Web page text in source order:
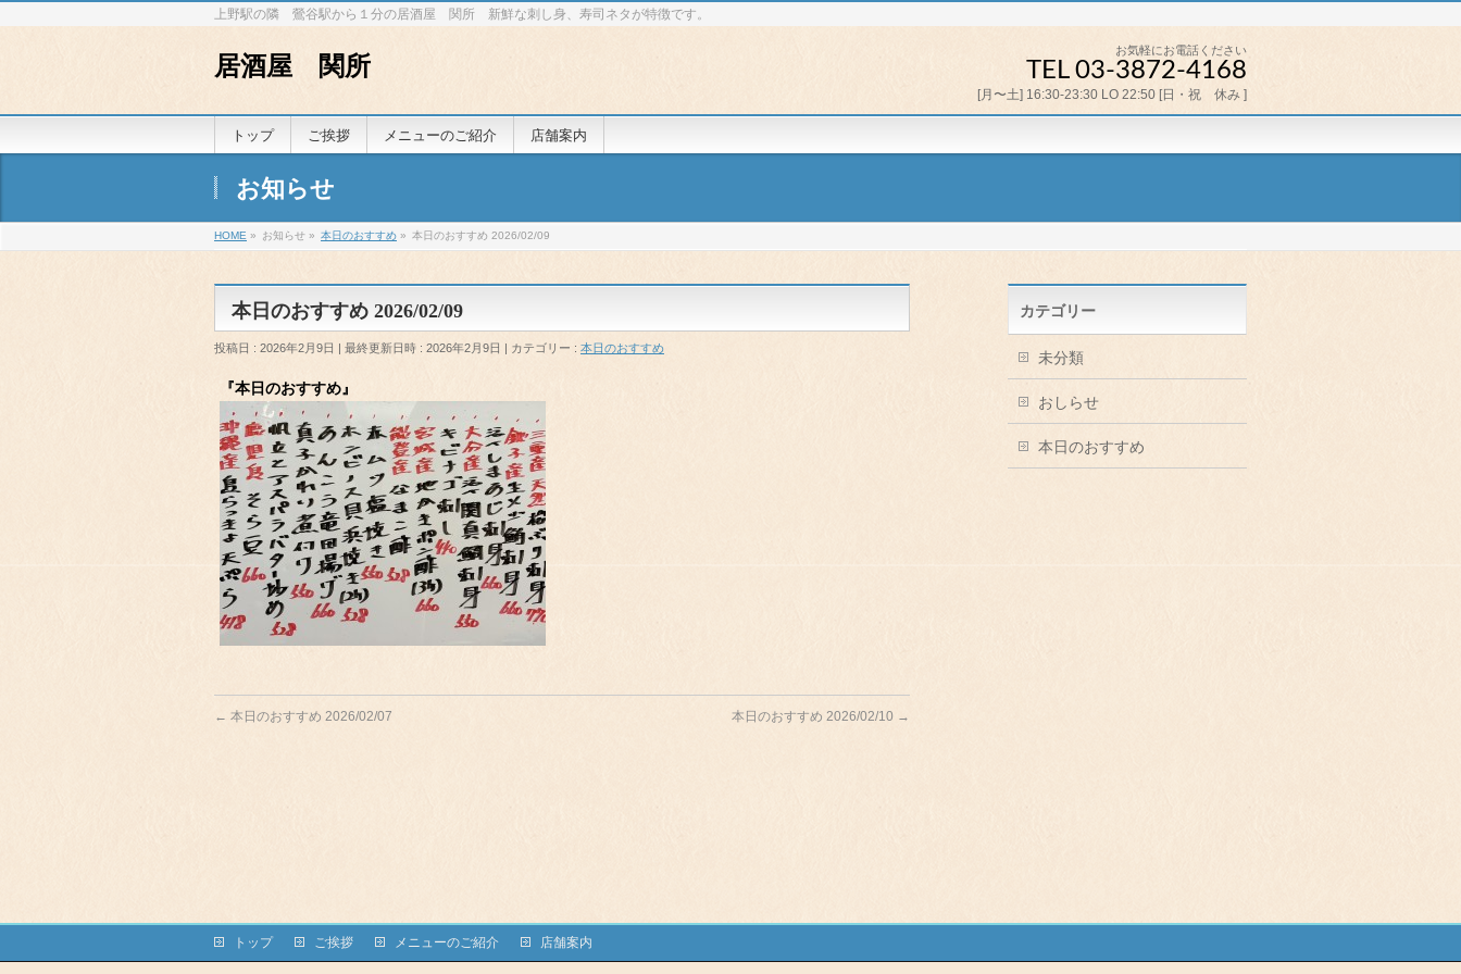
上野駅の隣 鶯谷駅から１分の居酒屋 関所 新鮮な刺し身、寿司ネタが特徴です。
居酒屋 関所
お気軽にお電話ください
TEL 03-3872-4168
[月〜土] 16:30-23:30 LO 22:50 [日・祝 休み ]
トップ ご挨拶 メニューのご紹介 店舗案内
お知らせ
HOME » お知らせ » 本日のおすすめ » 本日のおすすめ 2026/02/09
本日のおすすめ 2026/02/09
投稿日 : 2026年2月9日 最終更新日時 : 2026年2月9日 カテゴリー : 本日のおすすめ
『本日のおすすめ』
← 本日のおすすめ 2026/02/07 本日のおすすめ 2026/02/10 →
カテゴリー
未分類
おしらせ
本日のおすすめ
トップ ご挨拶 メニューのご紹介 店舗案内